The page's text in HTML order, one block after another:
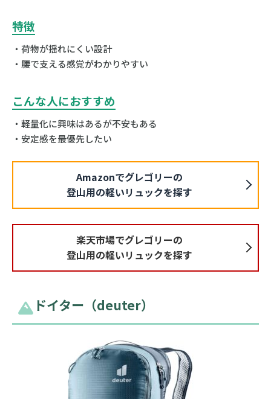
特徴
・荷物が揺れにくい設計
・腰で支える感覚がわかりやすい
こんな人におすすめ
・軽量化に興味はあるが不安もある
・安定感を最優先したい
Amazonでグレゴリーの
登山用の軽いリュックを探す
楽天市場でグレゴリーの
登山用の軽いリュックを探す
ドイター（deuter）